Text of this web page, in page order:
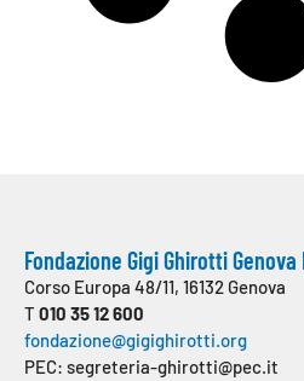
Fondazione Gigi Ghirotti Genova
Corso Europa 48/11, 16132 Genova
T 010 35 12 600
fondazione@gigighirotti.org
PEC: segreteria-ghirotti@pec.it